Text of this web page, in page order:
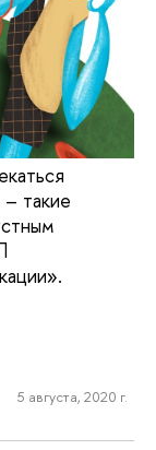
такие
5 августа, 2020 г.